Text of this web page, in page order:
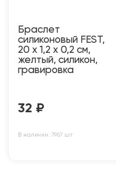
Браслет
силиконовый FEST,
20 x 1,2 x 0,2 см,
желтый, силикон,
гравировка
32 ₽
В наличии: 7967 шт